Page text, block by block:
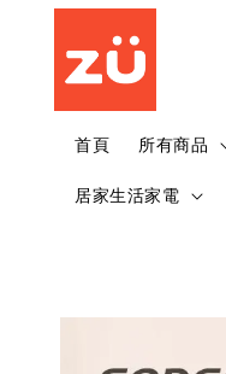
首頁 所有商品
居家生活家電